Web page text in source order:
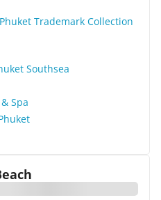
Trademark Collection
Southsea
Spa